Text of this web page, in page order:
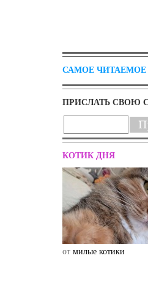
САМОЕ ЧИТАЕМОЕ
ПРИСЛАТЬ СВОЮ
КОТИК ДНЯ
от милые котики